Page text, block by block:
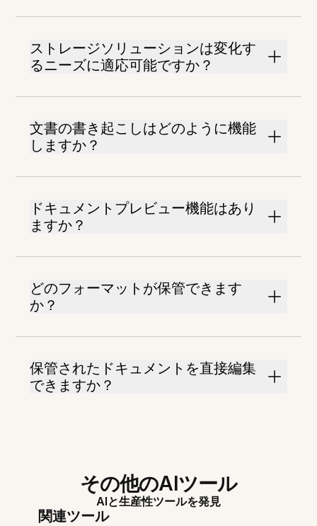
ストレージソリューションは変化す
るニーズに適応可能ですか？
文書の書き起こしはどのように機能
しますか？
ドキュメントプレビュー機能はあり
ますか？
どのフォーマットが保管できます
か？
保管されたドキュメントを直接編集
できますか？
その他のAIツール
AIと生産性ツールを発見
関連ツール